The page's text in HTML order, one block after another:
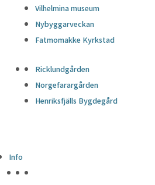
Vilhelmina museum
Nybyggarveckan
Fatmomakke Kyrkstad
Ricklundgården
Norgefarargården
Henriksfjälls Bygdegård
Info